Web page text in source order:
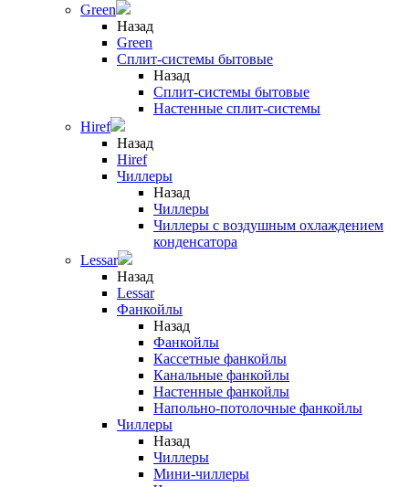
Green
Назад
Green
Сплит-системы бытовые
Назад
Сплит-системы бытовые
Настенные сплит-системы
Hiref
Назад
Hiref
Чиллеры
Назад
Чиллеры
Чиллеры с воздушным охлаждением
конденсатора
Lessar
Назад
Lessar
Фанкойлы
Назад
Фанкойлы
Кассетные фанкойлы
Канальные фанкойлы
Настенные фанкойлы
Напольно-потолочные фанкойлы
Чиллеры
Назад
Чиллеры
Мини-чиллеры